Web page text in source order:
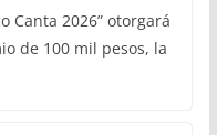
Canta 2026” otorgará
de 100 mil pesos, la